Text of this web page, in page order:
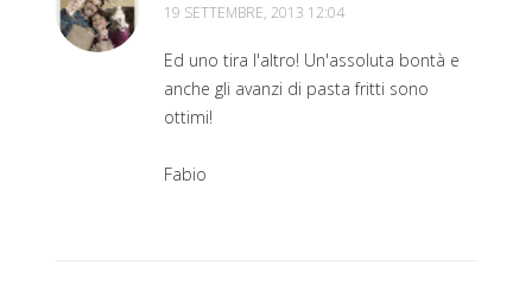
19 SETTEMBRE, 2013 12:04
Ed uno tira l'altro! Un'assoluta bontà e
anche gli avanzi di pasta fritti sono
ottimi!
Fabio